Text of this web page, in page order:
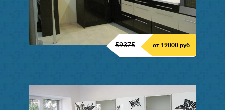
59375 от 19000 руб.